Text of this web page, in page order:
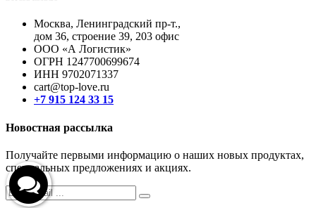
Москва, Ленинградский пр-т.,
дом 36, строение 39, 203 офис
ООО «А Логистик»
ОГРН 1247700699674
ИНН 9702071337
cart@top-love.ru
+7 915 124 33 15
Новостная рассылка
Получайте первыми информацию о наших новых продуктах,
специальных предложениях и акциях.